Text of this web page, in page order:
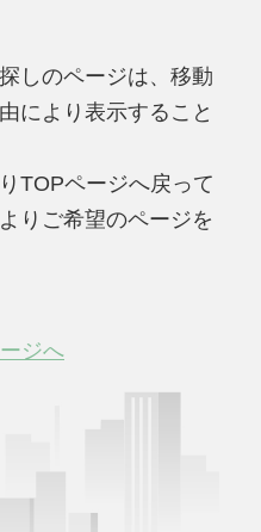
しのページは、移動
により表示すること
TOPページへ戻って
りご希望のページを
ジへ